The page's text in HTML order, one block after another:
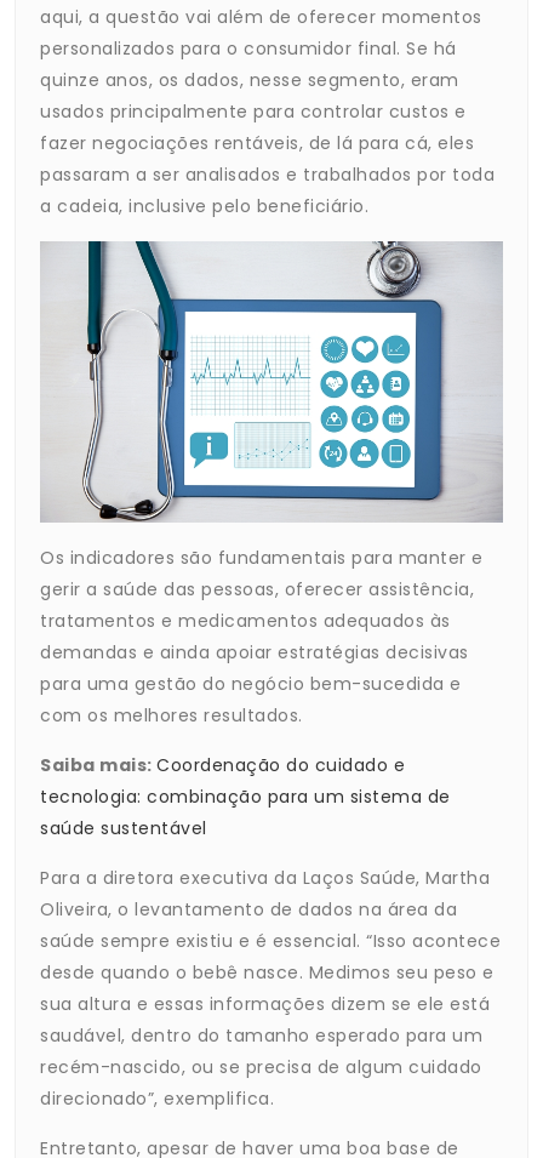
aqui, a questão vai além de oferecer momentos
personalizados para o consumidor final. Se há
quinze anos, os dados, nesse segmento, eram
usados principalmente para controlar custos e
fazer negociações rentáveis, de lá para cá, eles
passaram a ser analisados e trabalhados por toda
a cadeia, inclusive pelo beneficiário.
Os indicadores são fundamentais para manter e
gerir a saúde das pessoas, oferecer assistência,
tratamentos e medicamentos adequados às
demandas e ainda apoiar estratégias decisivas
para uma gestão do negócio bem-sucedida e
com os melhores resultados.
Saiba mais: Coordenação do cuidado e
tecnologia: combinação para um sistema de
saúde sustentável
Para a diretora executiva da Laços Saúde, Martha
Oliveira, o levantamento de dados na área da
saúde sempre existiu e é essencial. “Isso acontece
desde quando o bebê nasce. Medimos seu peso e
sua altura e essas informações dizem se ele está
saudável, dentro do tamanho esperado para um
recém-nascido, ou se precisa de algum cuidado
direcionado”, exemplifica.
Entretanto, apesar de haver uma boa base de